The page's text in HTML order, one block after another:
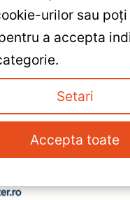
TBR-57: Sunet
și Putere
23 aprilie 2025
urilor sau
a accepta
Setari
Accepta toate